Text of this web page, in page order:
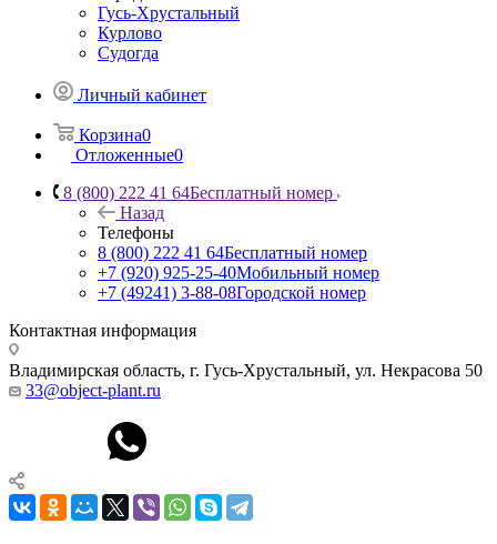
Гусь-Хрустальный
Курлово
Судогда
Личный кабинет
Корзина0
Отложенные0
8 (800) 222 41 64Бесплатный номер
Назад
Телефоны
8 (800) 222 41 64Бесплатный номер
+7 (920) 925-25-40Мобильный номер
+7 (49241) 3-88-08Городской номер
Контактная информация
Владимирская область, г. Гусь-Хрустальный, ул. Некрасова 50
33@object-plant.ru